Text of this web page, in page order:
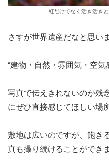
紅だけでなく活き活き
さすが世界遺産だなと思い
“建物・自然・雰囲気・空気
写真で伝えきれないのが残
にぜひ直接感じてほしい場
敷地は広いのですが、飽き
真も撮り続けることができ